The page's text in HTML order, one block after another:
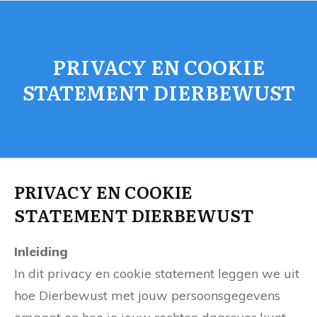
PRIVACY EN COOKIE
STATEMENT DIERBEWUST
PRIVACY EN COOKIE
STATEMENT DIERBEWUST
Inleiding
In dit privacy en cookie statement leggen we uit
hoe Dierbewust met jouw persoonsgegevens